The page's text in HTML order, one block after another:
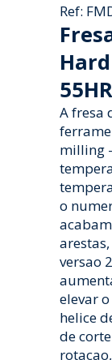
Ref:
A fresa
milling
o
versao
elevar
helice
de